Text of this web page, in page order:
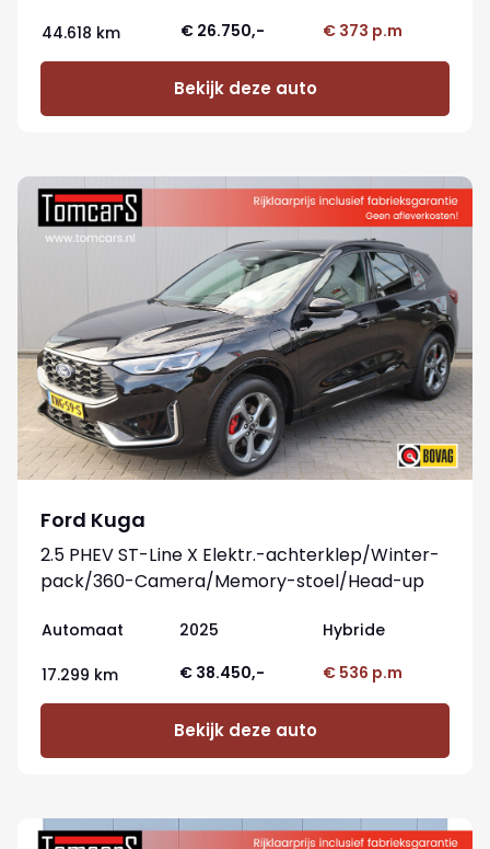
44.618 km € 26.750,- € 373 p.m
Bekijk deze auto
Ford Kuga
2.5 PHEV ST-Line X Elektr.-achterklep/Winter-
pack/360-Camera/Memory-stoel/Head-up
Automaat 2025 Hybride
17.299 km € 38.450,- € 536 p.m
Bekijk deze auto